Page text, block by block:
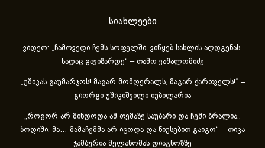
სიახლეები
ვიდეო: „ჩამოვედი ჩემს სოფელში, ვიწყებ სახლის აღდგენას,
სადაც გავიზარდე“ – თამო ვაშალომიძე
„უშიკას გაუმარჯოს! მაგარ მომღერალს, მაგარ ქართველს!“ –
გიორგი უშიკიშვილი იუბილარია
„როგორ არ მინდოდა ამ თემაზე საუბარი და ჩემი ბრალია..
ბოდიში, მა… მამაჩემმა არ იცოდა და ნიუსებით გაიგო“ – თიკა
ჯამბურია მელანომას დიაგნოზზე